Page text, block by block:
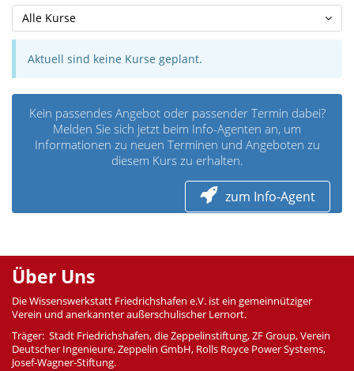
Alle Kurse
Aktuell sind keine Kurse geplant.
Kein passendes Angebot oder passender Termin dabei?
Melden Sie sich jetzt beim Info-Agenten an, um
Informationen zu neuen Terminen und Angeboten zu
diesem Kurs zu erhalten.
zum Info-Agent
Über Uns
Die Wissenswerkstatt Friedrichshafen e.V. ist ein gemeinnütziger
Verein und anerkannter außerschulischer Lernort.
Träger: Stadt Friedrichshafen, die Zeppelinstiftung, ZF Group, Verein
Deutscher Ingenieure, Zeppelin GmbH, Rolls Royce Power Systems,
Josef-Wagner-Stiftung.